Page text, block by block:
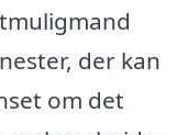
der kan
om det